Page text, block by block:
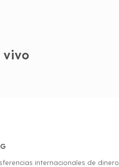
vivo
internacionales de dinero